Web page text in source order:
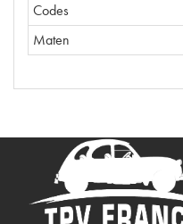
Codes
Maten